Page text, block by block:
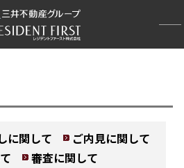
に関して
ご内見に関して
審査に関して